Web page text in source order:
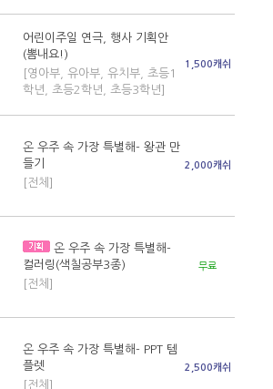
어린이주일 연극, 행사 기획안
(뽐내요!)
[영아부, 유아부, 유치부, 초등1
학년, 초등2학년, 초등3학년]
1,500캐쉬
온 우주 속 가장 특별해- 왕관 만
들기
[전체]
2,000캐쉬
온 우주 속 가장 특별해-
컬러링(색칠공부3종)
[전체]
무료
온 우주 속 가장 특별해- PPT 템
플렛
[전체]
2,500캐쉬